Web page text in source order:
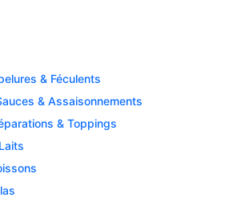
& Féculents
& Assaisonnements
& Toppings